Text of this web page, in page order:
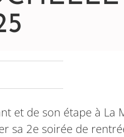
et de son étape à La
sa 2e soirée de